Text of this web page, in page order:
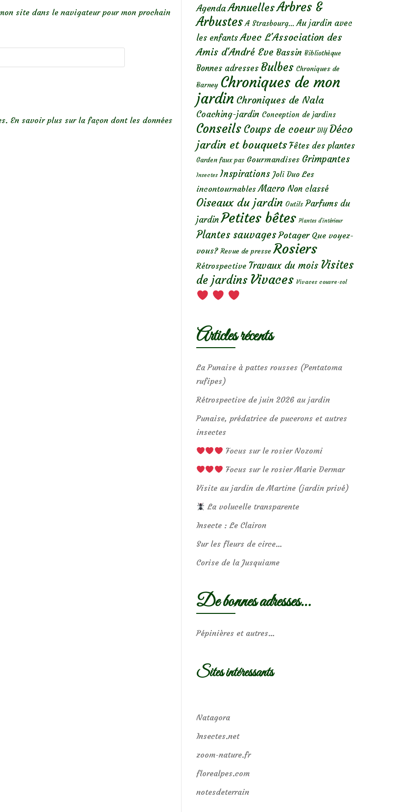
site dans le navigateur pour mon prochain
En savoir plus sur la façon dont les données
Agenda AnnuellesArbres &
Arbustes A Strasbourg... Au jardin avec
les enfants Avec L'Association des
Amis d'André Eve Bassin Bibliothèque
Bonnes adresses Bulbes Chroniques de
Barney Chroniques de mon
jardin Chroniques de Nala
Coaching-jardin Conception de jardins
Conseils Coups de coeur DIY Déco
jardin et bouquets Fêtes des plantes
Garden faux pas Gourmandises Grimpantes
Insectes Inspirations Joli Duo Les
incontournables Macro Non classé
Oiseaux du jardin Outils Parfums du
jardin Petites bêtes Plantes d’intérieur
Plantes sauvages Potager Que voyez-
vous? Revue de presse Rosiers
Rétrospective Travaux du mois Visites
de jardins Vivaces Vivaces couvre-sol
Articles récents
La Punaise à pattes rousses (Pentatoma
rufipes)
Rétrospective de juin 2026 au jardin
Punaise, prédatrice de pucerons et autres
insectes
Focus sur le rosier Nozomi
Focus sur le rosier Marie Dermar
Visite au jardin de Martine (jardin privé)
La volucelle transparente
Insecte : Le Clairon
Sur les fleurs de circe…
Corise de la Jusquiame
De bonnes adresses…
Pépinières et autres…
Sites intéressants
Natagora
Insectes.net
zoom-nature.fr
florealpes.com
notesdeterrain